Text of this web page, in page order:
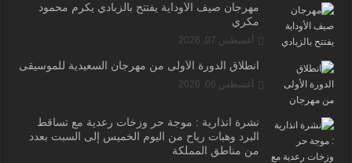
مهرجان صيف الأوداية يفتتح بالزبادي يكرم محمود
مكري
أغسطس 07, 2026
انطلاق الدورة الأولى من مهرجان السعيدية للموسيقى
أغسطس 06, 2026
نشرة انذارية : موجة حر وزخات رعدية مع تساقط
البرد وهبات رياح من اليوم الخميس إلى السبت بعدد
من مناطق المملكة